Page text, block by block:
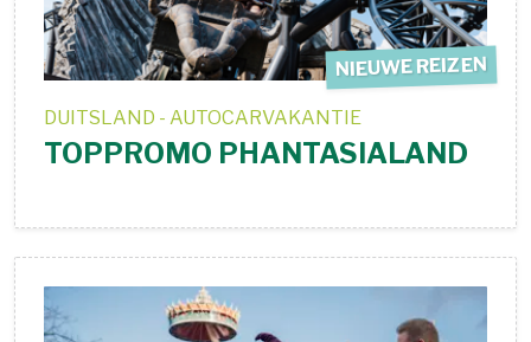
NIEUWE REIZEN
DUITSLAND - AUTOCARVAKANTIE
TOPPROMO PHANTASIALAND